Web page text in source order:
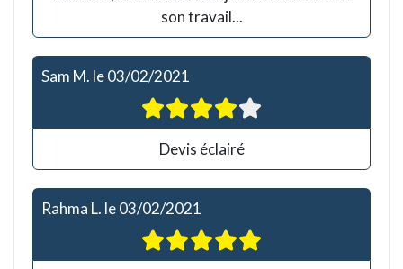
son travail...
Sam M. le03/02/2021
Devis éclairé
Rahma L. le03/02/2021